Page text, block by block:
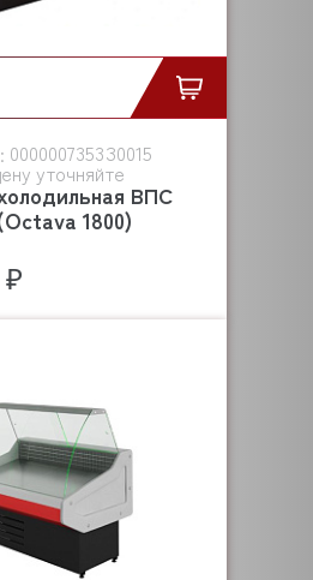
0000007353З0015
уточняйте
ВПС
1800)